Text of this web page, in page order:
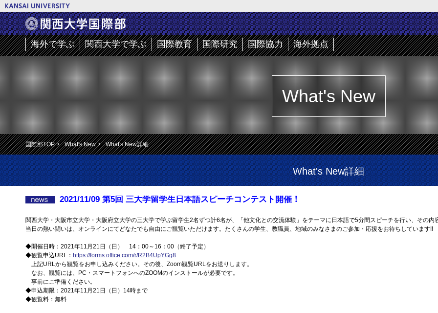
海外で学ぶ 関西大学で学ぶ 国際教育 国際研究 国際協力 海外拠点
What's New
国際部TOP What's New What's New詳細
What's New詳細
2021/11/09 第5回 三大学留学生日本語スピーチコンテスト開催！
関西大学・大阪市立大学・大阪府立大学の三大学で学ぶ留学生2名ずつ計6名が、「他文化との交流体験」をテーマに日本語で5分間スピーチを行い、その内
当日の熱い闘いは、オンラインにてどなたでも自由にご観覧いただけます。たくさんの学生、教職員、地域のみなさまのご参加・応援をお待ちしています!!
◆開催日時：2021年11月21日（日） 14：00～16：00（終了予定）
◆観覧申込URL： https://forms.office.com/r/R2B4UpYGg8
上記URLから観覧をお申し込みください。その後、Zoom観覧URLをお送りします。
なお、観覧には、PC・スマートフォンへのZOOMのインストールが必要です。
事前にご準備ください。
◆申込期限：2021年11月21日（日）14時まで
◆観覧料：無料